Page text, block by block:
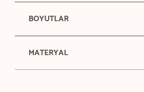
BOYUTLAR
MATERYAL